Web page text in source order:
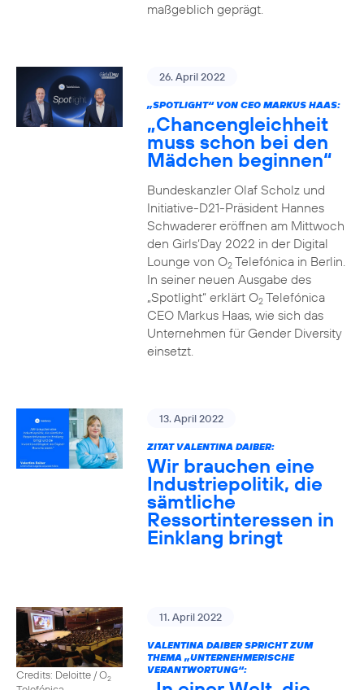
maßgeblich geprägt.
26. April 2022
„SPOTLIGHT“ VON CEO MARKUS HAAS:
„Chancengleichheit
muss schon bei den
Mädchen beginnen“
Bundeskanzler Olaf Scholz und
Initiative-D21-Präsident Hannes
Schwaderer eröffnen am Mittwoch
den Girls‘Day 2022 in der Digital
Lounge von O2Telefónica in Berlin.
In seiner neuen Ausgabe des
„Spotlight“ erklärt O2Telefónica
CEO Markus Haas, wie sich das
Unternehmen für Gender Diversity
einsetzt.
13. April 2022
ZITAT VALENTINA DAIBER:
Wir brauchen eine
Industriepolitik, die
sämtliche
Ressortinteressen in
Einklang bringt
Credits: Deloitte / O2
11. April 2022
VALENTINA DAIBER SPRICHT ZUM
THEMA „UNTERNEHMERISCHE
VERANTWORTUNG“: